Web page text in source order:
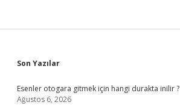
Sidebar
Son Yazılar
Esenler otogara gitmek için hangi durakta inilir ?
Ağustos 6, 2026